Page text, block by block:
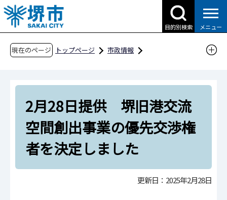
こ
の
ペ
目的別検索 メニュー
現在のページ トップページ
市政情報
報道提供資料
過去の報道提供資料
令和7年
令和7年2月
2月28日提供 堺旧港交流空間創出事業の優先
交渉権者を決定しました
2月28日提供 堺旧港交流
空間創出事業の優先交渉権
者を決定しました
更新日：2025年2月28日